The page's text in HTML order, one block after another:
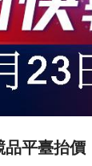
平臺抬價